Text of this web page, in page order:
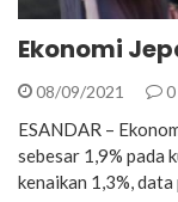
Ekonomi
08/09/2021 0
ESANDAR –
sebesar 1,9% pada
kenaikan 1,3%,